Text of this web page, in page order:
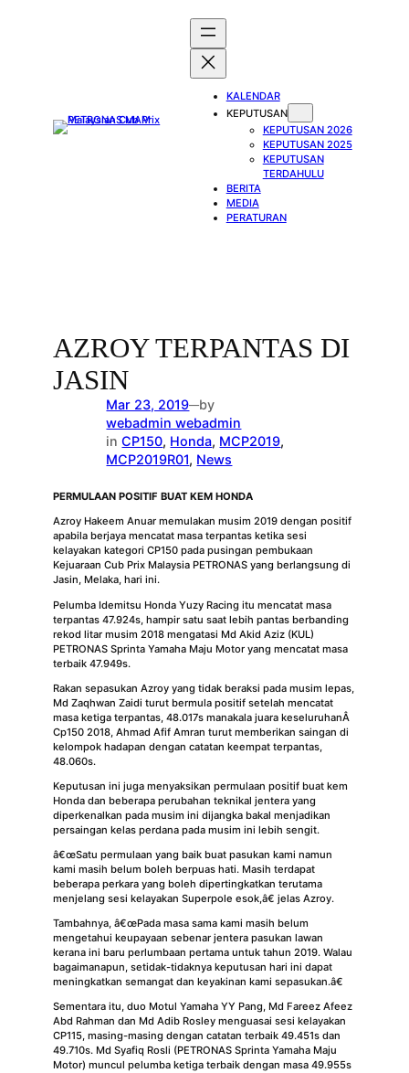
KALENDAR
KEPUTUSAN
KEPUTUSAN 2026
KEPUTUSAN 2025
KEPUTUSAN
TERDAHULU
BERITA
MEDIA
PERATURAN
AZROY TERPANTAS DI
JASIN
Mar 23, 2019—by
webadmin webadmin
inCP150, Honda, MCP2019
MCP2019R01, News
PERMULAAN POSITIF BUAT KEM HONDA
Azroy Hakeem Anuar memulakan musim 2019 dengan positif
apabila berjaya mencatat masa terpantas ketika sesi
kelayakan kategori CP150 pada pusingan pembukaan
Kejuaraan Cub Prix Malaysia PETRONAS yang berlangsung di
Jasin, Melaka, hari ini.
Pelumba Idemitsu Honda Yuzy Racing itu mencatat masa
terpantas 47.924s, hampir satu saat lebih pantas berbanding
rekod litar musim 2018 mengatasi Md Akid Aziz (KUL)
PETRONAS Sprinta Yamaha Maju Motor yang mencatat masa
terbaik 47.949s.
Rakan sepasukan Azroy yang tidak beraksi pada musim lepas,
Md Zaqhwan Zaidi turut bermula positif setelah mencatat
masa ketiga terpantas, 48.017s manakala juara keseluruhanÂ
Cp150 2018, Ahmad Afif Amran turut memberikan saingan di
kelompok hadapan dengan catatan keempat terpantas,
48.060s.
Keputusan ini juga menyaksikan permulaan positif buat kem
Honda dan beberapa perubahan teknikal jentera yang
diperkenalkan pada musim ini dijangka bakal menjadikan
persaingan kelas perdana pada musim ini lebih sengit.
â€œSatu permulaan yang baik buat pasukan kami namun
kami masih belum boleh berpuas hati. Masih terdapat
beberapa perkara yang boleh dipertingkatkan terutama
menjelang sesi kelayakan Superpole esok,â€ jelas Azroy.
Tambahnya, â€œPada masa sama kami masih belum
mengetahui keupayaan sebenar jentera pasukan lawan
kerana ini baru perlumbaan pertama untuk tahun 2019. Walau
bagaimanapun, setidak-tidaknya keputusan hari ini dapat
meningkatkan semangat dan keyakinan kami sepasukan.â€
Sementara itu, duo Motul Yamaha YY Pang, Md Fareez Afeez
Abd Rahman dan Md Adib Rosley menguasai sesi kelayakan
CP115, masing-masing dengan catatan terbaik 49.451s dan
49.710s. Md Syafiq Rosli (PETRONAS Sprinta Yamaha Maju
Motor) muncul pelumba ketiga terbaik dengan masa 49.955s